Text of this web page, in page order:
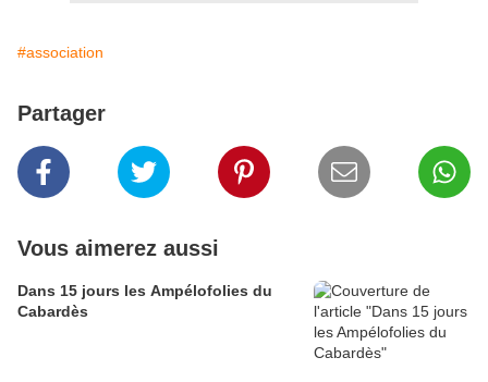
#association
Partager
Vous aimerez aussi
Dans 15 jours les Ampélofolies du
Cabardès